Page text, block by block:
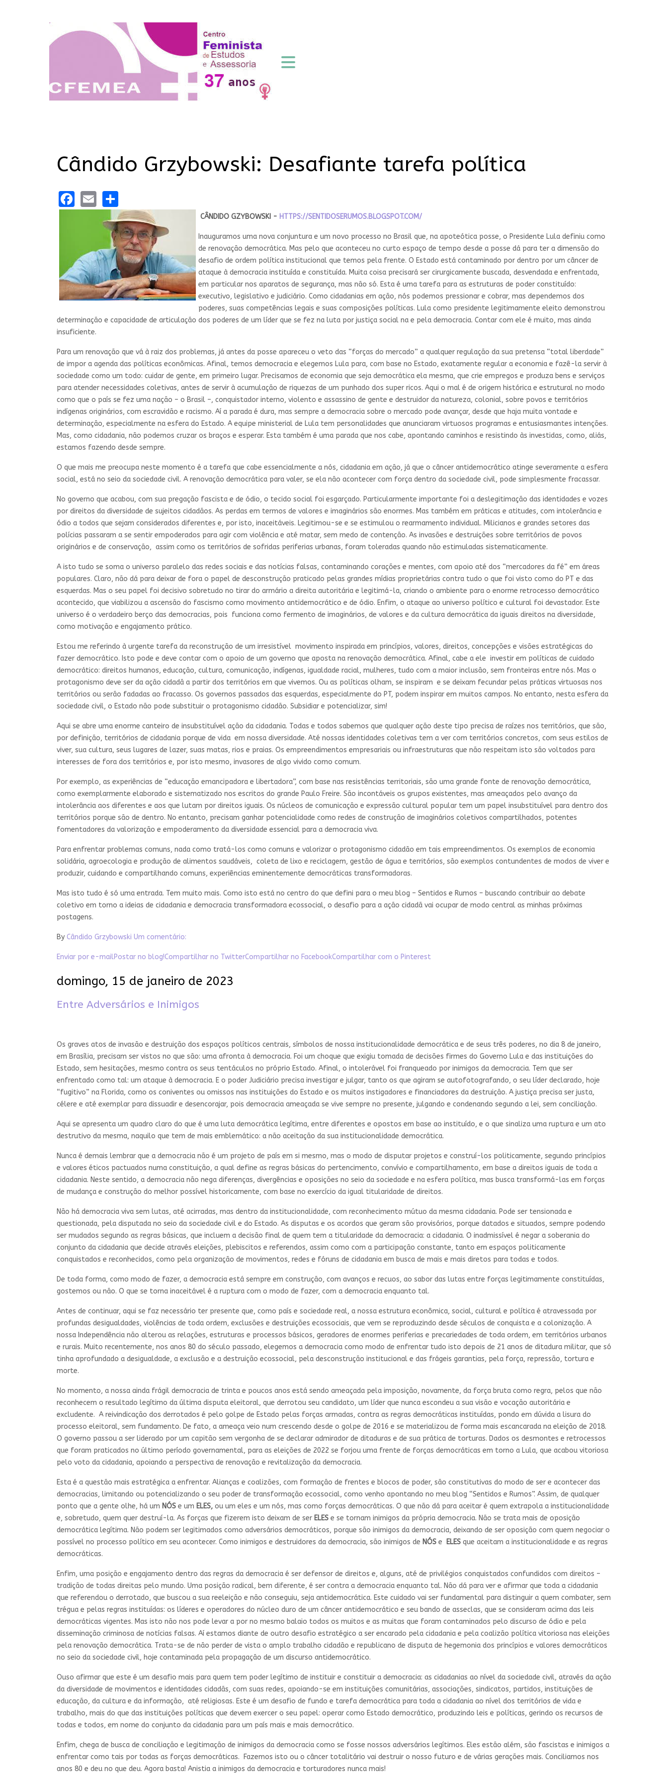
Cândido Grzybowski: Desafiante tarefa política
Facebook
Email
CÂNDIDO GZYBOWSKI - HTTPS://SENTIDOSERUMOS.BLOGSPOT.COM/
Inauguramos uma nova conjuntura e um novo processo no Brasil que, na apoteótica posse, o Presidente Lula definiu como
de renovação democrática. Mas pelo que aconteceu no curto espaço de tempo desde a posse dá para ter a dimensão do
desafio de ordem política institucional que temos pela frente. O Estado está contaminado por dentro por um câncer de
ataque à democracia instituída e constituída. Muita coisa precisará ser cirurgicamente buscada, desvendada e enfrentada,
em particular nos aparatos de segurança, mas não só. Esta é uma tarefa para as estruturas de poder constituído:
executivo, legislativo e judiciário. Como cidadanias em ação, nós podemos pressionar e cobrar, mas dependemos dos
poderes, suas competências legais e suas composições políticas. Lula como presidente legitimamente eleito demonstrou
determinação e capacidade de articulação dos poderes de um líder que se fez na luta por justiça social na e pela democracia. Contar com ele é muito, mas ainda
insuficiente.
Para um renovação que vá à raiz dos problemas, já antes da posse apareceu o veto das “forças do mercado” a qualquer regulação da sua pretensa “total liberdade”
de impor a agenda das políticas econômicas. Afinal, temos democracia e elegemos Lula para, com base no Estado, exatamente regular a economia e fazê-la servir à
sociedade como um todo: cuidar de gente, em primeiro lugar. Precisamos de economia que seja democrática ela mesma, que crie empregos e produza bens e serviços
para atender necessidades coletivas, antes de servir à acumulação de riquezas de um punhado dos super ricos. Aqui o mal é de origem histórica e estrutural no modo
como que o país se fez uma nação – o Brasil –, conquistador interno, violento e assassino de gente e destruidor da natureza, colonial, sobre povos e territórios
indígenas originários, com escravidão e racismo. Aí a parada é dura, mas sempre a democracia sobre o mercado pode avançar, desde que haja muita vontade e
determinação, especialmente na esfera do Estado. A equipe ministerial de Lula tem personalidades que anunciaram virtuosos programas e entusiasmantes intenções.
Mas, como cidadania, não podemos cruzar os braços e esperar. Esta também é uma parada que nos cabe, apontando caminhos e resistindo às investidas, como, aliás,
estamos fazendo desde sempre.
O que mais me preocupa neste momento é a tarefa que cabe essencialmente a nós, cidadania em ação, já que o câncer antidemocrático atinge severamente a esfera
social, está no seio da sociedade civil. A renovação democrática para valer, se ela não acontecer com força dentro da sociedade civil, pode simplesmente fracassar.
No governo que acabou, com sua pregação fascista e de ódio, o tecido social foi esgarçado. Particularmente importante foi a deslegitimação das identidades e vozes
por direitos da diversidade de sujeitos cidadãos. As perdas em termos de valores e imaginários são enormes. Mas também em práticas e atitudes, com intolerância e
ódio a todos que sejam considerados diferentes e, por isto, inaceitáveis. Legitimou-se e se estimulou o rearmamento individual. Milicianos e grandes setores das
polícias passaram a se sentir empoderados para agir com violência e até matar, sem medo de contenção. As invasões e destruições sobre territórios de povos
originários e de conservação, assim como os territórios de sofridas periferias urbanas, foram toleradas quando não estimuladas sistematicamente.
A isto tudo se soma o universo paralelo das redes sociais e das notícias falsas, contaminando corações e mentes, com apoio até dos “mercadores da fé” em áreas
populares. Claro, não dá para deixar de fora o papel de desconstrução praticado pelas grandes mídias proprietárias contra tudo o que foi visto como do PT e das
esquerdas. Mas o seu papel foi decisivo sobretudo no tirar do armário a direita autoritária e legitimá-la, criando o ambiente para o enorme retrocesso democrático
acontecido, que viabilizou a ascensão do fascismo como movimento antidemocrático e de ódio. Enfim, o ataque ao universo político e cultural foi devastador. Este
universo é o verdadeiro berço das democracias, pois funciona como fermento de imaginários, de valores e da cultura democrática da iguais direitos na diversidade,
como motivação e engajamento prático.
Estou me referindo à urgente tarefa da reconstrução de um irresistível movimento inspirada em princípios, valores, direitos, concepções e visões estratégicas do
fazer democrático. Isto pode e deve contar com o apoio de um governo que aposta na renovação democrática. Afinal, cabe a ele investir em políticas de cuidado
democrático: direitos humanos, educação, cultura, comunicação, indígenas, igualdade racial, mulheres, tudo com a maior inclusão, sem fronteiras entre nós. Mas o
protagonismo deve ser da ação cidadã a partir dos territórios em que vivemos. Ou as políticas olham, se inspiram e se deixam fecundar pelas práticas virtuosas nos
territórios ou serão fadadas ao fracasso. Os governos passados das esquerdas, especialmente do PT, podem inspirar em muitos campos. No entanto, nesta esfera da
sociedade civil, o Estado não pode substituir o protagonismo cidadão. Subsidiar e potencializar, sim!
Aqui se abre uma enorme canteiro de insubstituível ação da cidadania. Todas e todos sabemos que qualquer ação deste tipo precisa de raízes nos territórios, que são,
por definição, territórios de cidadania porque de vida em nossa diversidade. Até nossas identidades coletivas tem a ver com territórios concretos, com seus estilos de
viver, sua cultura, seus lugares de lazer, suas matas, rios e praias. Os empreendimentos empresariais ou infraestruturas que não respeitam isto são voltados para
interesses de fora dos territórios e, por isto mesmo, invasores de algo vivido como comum.
Por exemplo, as experiências de “educação emancipadora e libertadora”, com base nas resistências territoriais, são uma grande fonte de renovação democrática,
como exemplarmente elaborado e sistematizado nos escritos do grande Paulo Freire. São incontáveis os grupos existentes, mas ameaçados pelo avanço da
intolerância aos diferentes e aos que lutam por direitos iguais. Os núcleos de comunicação e expressão cultural popular tem um papel insubstituível para dentro dos
territórios porque são de dentro. No entanto, precisam ganhar potencialidade como redes de construção de imaginários coletivos compartilhados, potentes
fomentadores da valorização e empoderamento da diversidade essencial para a democracia viva.
Para enfrentar problemas comuns, nada como tratá-los como comuns e valorizar o protagonismo cidadão em tais empreendimentos. Os exemplos de economia
solidária, agroecologia e produção de alimentos saudáveis, coleta de lixo e reciclagem, gestão de água e territórios, são exemplos contundentes de modos de viver e
produzir, cuidando e compartilhando comuns, experiências eminentemente democráticas transformadoras.
Mas isto tudo é só uma entrada. Tem muito mais. Como isto está no centro do que defini para o meu blog – Sentidos e Rumos – buscando contribuir ao debate
coletivo em torno a ideias de cidadania e democracia transformadora ecossocial, o desafio para a ação cidadã vai ocupar de modo central as minhas próximas
postagens.
By Cândido Grzybowski Um comentário:
Enviar por e-mailPostar no blog!Compartilhar no TwitterCompartilhar no FacebookCompartilhar com o Pinterest
domingo, 15 de janeiro de 2023
Entre Adversários e Inimigos
Os graves atos de invasão e destruição dos espaços políticos centrais, símbolos de nossa institucionalidade democrática e de seus três poderes, no dia 8 de janeiro,
em Brasília, precisam ser vistos no que são: uma afronta à democracia. Foi um choque que exigiu tomada de decisões firmes do Governo Lula e das instituições do
Estado, sem hesitações, mesmo contra os seus tentáculos no próprio Estado. Afinal, o intolerável foi franqueado por inimigos da democracia. Tem que ser
enfrentado como tal: um ataque à democracia. E o poder Judiciário precisa investigar e julgar, tanto os que agiram se autofotografando, o seu líder declarado, hoje
“fugitivo” na Florida, como os coniventes ou omissos nas instituições do Estado e os muitos instigadores e financiadores da destruição. A justiça precisa ser justa,
célere e até exemplar para dissuadir e desencorajar, pois democracia ameaçada se vive sempre no presente, julgando e condenando segundo a lei, sem conciliação.
Aqui se apresenta um quadro claro do que é uma luta democrática legítima, entre diferentes e opostos em base ao instituído, e o que sinaliza uma ruptura e um ato
destrutivo da mesma, naquilo que tem de mais emblemático: a não aceitação da sua institucionalidade democrática.
Nunca é demais lembrar que a democracia não é um projeto de país em si mesmo, mas o modo de disputar projetos e construí-los politicamente, segundo princípios
e valores éticos pactuados numa constituição, a qual define as regras básicas do pertencimento, convívio e compartilhamento, em base a direitos iguais de toda a
cidadania. Neste sentido, a democracia não nega diferenças, divergências e oposições no seio da sociedade e na esfera política, mas busca transformá-las em forças
de mudança e construção do melhor possível historicamente, com base no exercício da igual titularidade de direitos.
Não há democracia viva sem lutas, até acirradas, mas dentro da institucionalidade, com reconhecimento mútuo da mesma cidadania. Pode ser tensionada e
questionada, pela disputada no seio da sociedade civil e do Estado. As disputas e os acordos que geram são provisórios, porque datados e situados, sempre podendo
ser mudados segundo as regras básicas, que incluem a decisão final de quem tem a titularidade da democracia: a cidadania. O inadmissível é negar a soberania do
conjunto da cidadania que decide através eleições, plebiscitos e referendos, assim como com a participação constante, tanto em espaços politicamente
conquistados e reconhecidos, como pela organização de movimentos, redes e fóruns de cidadania em busca de mais e mais diretos para todas e todos.
De toda forma, como modo de fazer, a democracia está sempre em construção, com avanços e recuos, ao sabor das lutas entre forças legitimamente constituídas,
gostemos ou não. O que se torna inaceitável é a ruptura com o modo de fazer, com a democracia enquanto tal.
Antes de continuar, aqui se faz necessário ter presente que, como país e sociedade real, a nossa estrutura econômica, social, cultural e política é atravessada por
profundas desigualdades, violências de toda ordem, exclusões e destruições ecossociais, que vem se reproduzindo desde séculos de conquista e a colonização. A
nossa Independência não alterou as relações, estruturas e processos básicos, geradores de enormes periferias e precariedades de toda ordem, em territórios urbanos
e rurais. Muito recentemente, nos anos 80 do século passado, elegemos a democracia como modo de enfrentar tudo isto depois de 21 anos de ditadura militar, que só
tinha aprofundado a desigualdade, a exclusão e a destruição ecossocial, pela desconstrução institucional e das frágeis garantias, pela força, repressão, tortura e
morte.
No momento, a nossa ainda frágil democracia de trinta e poucos anos está sendo ameaçada pela imposição, novamente, da força bruta como regra, pelos que não
reconhecem o resultado legítimo da última disputa eleitoral, que derrotou seu candidato, um líder que nunca escondeu a sua visão e vocação autoritária e
excludente. A reivindicação dos derrotados é pelo golpe de Estado pelas forças armadas, contra as regras democráticas instituídas, pondo em dúvida a lisura do
processo eleitoral, sem fundamento. De fato, a ameaça veio num crescendo desde o golpe de 2016 e se materializou de forma mais escancarada na eleição de 2018.
O governo passou a ser liderado por um capitão sem vergonha de se declarar admirador de ditaduras e de sua prática de torturas. Dados os desmontes e retrocessos
que foram praticados no último período governamental, para as eleições de 2022 se forjou uma frente de forças democráticas em torno a Lula, que acabou vitoriosa
pelo voto da cidadania, apoiando a perspectiva de renovação e revitalização da democracia.
Esta é a questão mais estratégica a enfrentar. Alianças e coalizões, com formação de frentes e blocos de poder, são constitutivas do modo de ser e acontecer das
democracias, limitando ou potencializando o seu poder de transformação ecossocial, como venho apontando no meu blog “Sentidos e Rumos”. Assim, de qualquer
ponto que a gente olhe, há um NÓS e um ELES, ou um eles e um nós, mas como forças democráticas. O que não dá para aceitar é quem extrapola a institucionalidade
e, sobretudo, quem quer destruí-la. As forças que fizerem isto deixam de ser ELES e se tornam inimigos da própria democracia. Não se trata mais de oposição
democrática legítima. Não podem ser legitimados como adversários democráticos, porque são inimigos da democracia, deixando de ser oposição com quem negociar o
possível no processo político em seu acontecer. Como inimigos e destruidores da democracia, são inimigos de NÓS e ELES que aceitam a institucionalidade e as regras
democráticas.
Enfim, uma posição e engajamento dentro das regras da democracia é ser defensor de direitos e, alguns, até de privilégios conquistados confundidos com direitos –
tradição de todas direitas pelo mundo. Uma posição radical, bem diferente, é ser contra a democracia enquanto tal. Não dá para ver e afirmar que toda a cidadania
que referendou o derrotado, que buscou a sua reeleição e não conseguiu, seja antidemocrática. Este cuidado vai ser fundamental para distinguir a quem combater, sem
trégua e pelas regras instituídas: os líderes e operadores do núcleo duro de um câncer antidemocrático e seu bando de asseclas, que se consideram acima das leis
democráticas vigentes. Mas isto não nos pode levar a por no mesmo balaio todos os muitos e as muitas que foram contaminados pelo discurso de ódio e pela
disseminação criminosa de notícias falsas. Aí estamos diante de outro desafio estratégico a ser encarado pela cidadania e pela coalizão política vitoriosa nas eleições
pela renovação democrática. Trata-se de não perder de vista o amplo trabalho cidadão e republicano de disputa de hegemonia dos princípios e valores democráticos
no seio da sociedade civil, hoje contaminada pela propagação de um discurso antidemocrático.
Ouso afirmar que este é um desafio mais para quem tem poder legítimo de instituir e constituir a democracia: as cidadanias ao nível da sociedade civil, através da ação
da diversidade de movimentos e identidades cidadãs, com suas redes, apoiando-se em instituições comunitárias, associações, sindicatos, partidos, instituições de
educação, da cultura e da informação, até religiosas. Este é um desafio de fundo e tarefa democrática para toda a cidadania ao nível dos territórios de vida e
trabalho, mais do que das instituições políticas que devem exercer o seu papel: operar como Estado democrático, produzindo leis e políticas, gerindo os recursos de
todas e todos, em nome do conjunto da cidadania para um país mais e mais democrático.
Enfim, chega de busca de conciliação e legitimação de inimigos da democracia como se fosse nossos adversários legítimos. Eles estão além, são fascistas e inimigos a
enfrentar como tais por todas as forças democráticas. Fazemos isto ou o câncer totalitário vai destruir o nosso futuro e de várias gerações mais. Conciliamos nos
anos 80 e deu no que deu. Agora basta! Anistia a inimigos da democracia e torturadores nunca mais!